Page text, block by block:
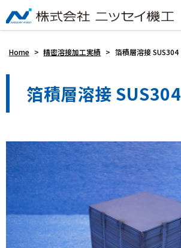
Home > 精密溶接加工実績 > 箔積層溶接 SUS304
箔積層溶接 SUS304